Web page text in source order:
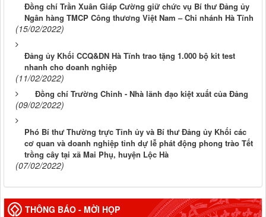
Đồng chí Trần Xuân Giáp Cường giữ chức vụ Bí thư Đảng ủy
Ngân hàng TMCP Công thương Việt Nam – Chi nhánh Hà Tĩnh
(15/02/2022)
Đảng ủy Khối CCQ&DN Hà Tĩnh trao tặng 1.000 bộ kit test
nhanh cho doanh nghiệp
(11/02/2022)
Đồng chí Trường Chinh - Nhà lãnh đạo kiệt xuất của Đảng
(09/02/2022)
Phó Bí thư Thường trực Tỉnh ủy và Bí thư Đảng ủy Khối các
cơ quan và doanh nghiệp tỉnh dự lễ phát động phong trào Tết
trồng cây tại xã Mai Phụ, huyện Lộc Hà
(07/02/2022)
THÔNG BÁO - MỜI HỌP